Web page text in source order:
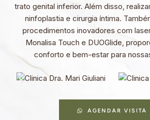
trato genital inferior. Além disso,
ninfoplastia e cirurgia íntima.
procedimentos inovadores com
Monalisa Touch e DUOGlide,
conforto e bem-estar para
AGENDAR VISITA